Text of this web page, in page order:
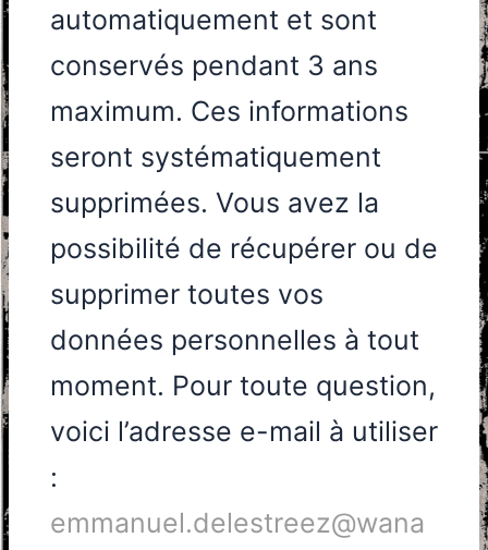
automatiquement et sont
conservés pendant 3 ans
maximum. Ces informations
seront systématiquement
supprimées. Vous avez la
possibilité de récupérer ou de
supprimer toutes vos
données personnelles à tout
moment. Pour toute question,
voici l’adresse e-mail à utiliser
:
emmanuel.delestreez@wana